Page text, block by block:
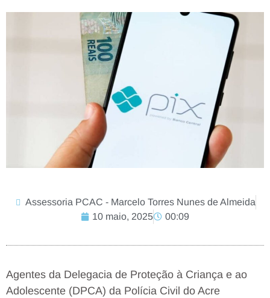
Assessoria PCAC - Marcelo Torres Nunes de Almeida
10 maio, 2025
00:09
Agentes da Delegacia de Proteção à Criança e ao
Adolescente (DPCA) da Polícia Civil do Acre